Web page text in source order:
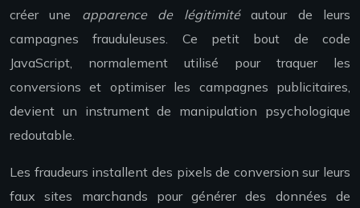
créer une apparence de légitimitéautour de leurs
campagnes frauduleuses. Ce petit bout de code
JavaScript, normalement utilisé pour traquer les
conversions et optimiser les campagnes publicitaires,
devient un instrument de manipulation psychologique
redoutable.
Les fraudeurs installent des pixels de conversion sur leurs
faux sites marchands pour générer des données de